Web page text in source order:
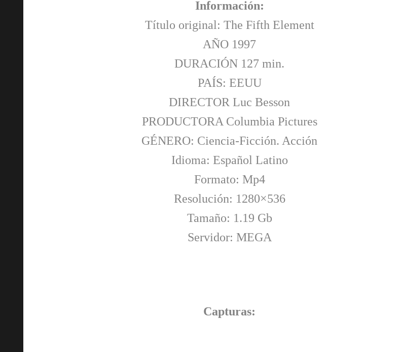
Información:
Título original: The Fifth Element
AÑO 1997
DURACIÓN 127 min.
PAÍS: EEUU
DIRECTOR Luc Besson
PRODUCTORA Columbia Pictures
GÉNERO: Ciencia-Ficción. Acción
Idioma: Español Latino
Formato: Mp4
Resolución: 1280×536
Tamaño: 1.19 Gb
Servidor: MEGA
Capturas: